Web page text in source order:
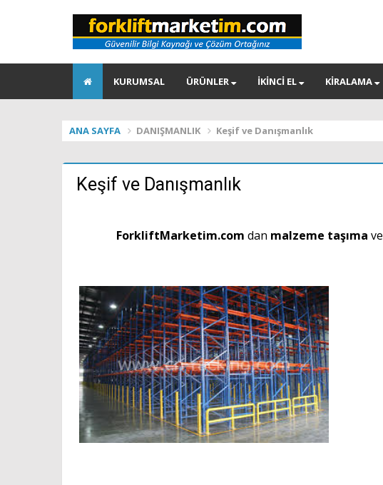
KURUMSAL ÜRÜNLER İKİNCİ EL KİRALAMA
ANA SAYFA DANIŞMANLIK Keşif ve Danışmanlık
Keşif ve Danışmanlık
ForkliftMarketim.com dan malzeme taşıma ve